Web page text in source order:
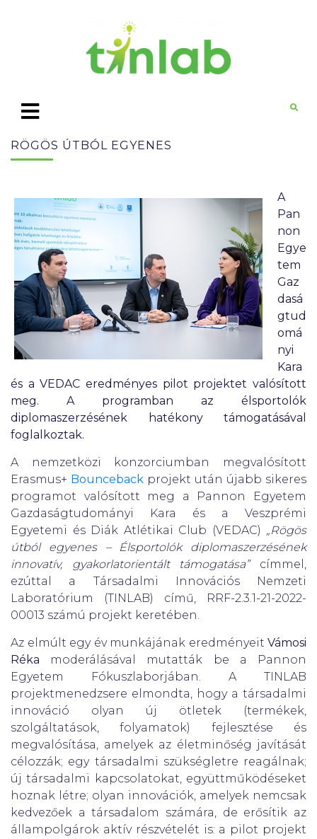
RÖGÖS ÚTBÓL EGYENES
A
Pan
non
Egye
tem
Gaz
dasá
gtud
omá
nyi
Kara
és a VEDAC eredményes pilot projektet valósított
meg. A programban az élsportolók
diplomaszerzésének hatékony támogatásával
foglalkoztak.
A nemzetközi konzorciumban megvalósított
Erasmus+ Bounceback projekt után újabb sikeres
programot valósított meg a Pannon Egyetem
Gazdaságtudományi Kara és a Veszprémi
Egyetemi és Diák Atlétikai Club (VEDAC) „Rögös
útból egyenes – Élsportolók diplomaszerzésének
innovatív, gyakorlatorientált támogatása”címmel,
ezúttal a Társadalmi Innovációs Nemzeti
Laboratórium (TINLAB) című, RRF-2.3.1-21-2022-
00013 számú projekt keretében.
Az elmúlt egy év munkájának eredményeit Vámosi
Réka moderálásával mutatták be a Pannon
Egyetem Fókuszlaborjában. A TINLAB
projektmenedzsere elmondta, hogy a társadalmi
innováció olyan új ötletek (termékek,
szolgáltatások, folyamatok) fejlesztése és
megvalósítása, amelyek az életminőség javítását
célozzák; egy társadalmi szükségletre reagálnak;
új társadalmi kapcsolatokat, együttműködéseket
hoznak létre; olyan innovációk, amelyek nemcsak
kedvezőek a társadalom számára, de erősítik az
állampolgárok aktív részvételét is: a pilot projekt